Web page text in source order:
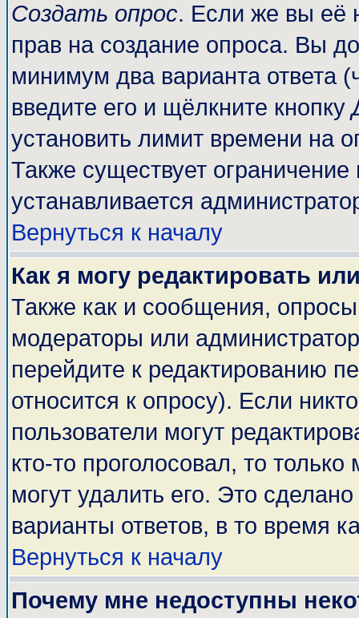
Создать опрос. Если же вы её
прав на создание опроса. Вы
минимум два варианта ответа
введите его и щёлкните кнопку
установить лимит времени на
Также существует ограничение
устанавливается
Вернуться к началу
Как я могу редактировать
Также как и сообщения, опросы
модераторы или
перейдите к редактированию
относится к опросу). Если
пользователи могут
кто-то проголосовал, то
могут удалить его. Это
варианты ответов, в то время
Вернуться к началу
Почему мне недоступны